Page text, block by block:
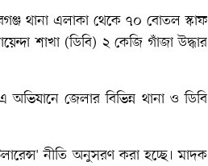
থানা এলাকা থেকে ৭০ বোতল স্কাফ
শাখা (ডিবি) ২ কেজি গাঁজা উদ্ধার
জেলার বিভিন্ন থানা ও ডিবি
নীতি অনুসরণ করা হচ্ছে। মাদক